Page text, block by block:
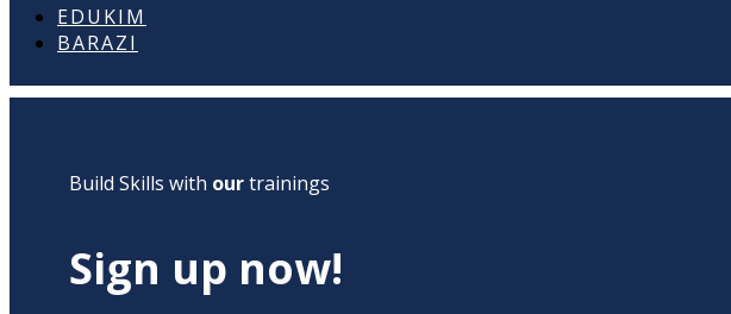
EDUKIM
BARAZI
Build Skills with ourtrainings
Sign up now!